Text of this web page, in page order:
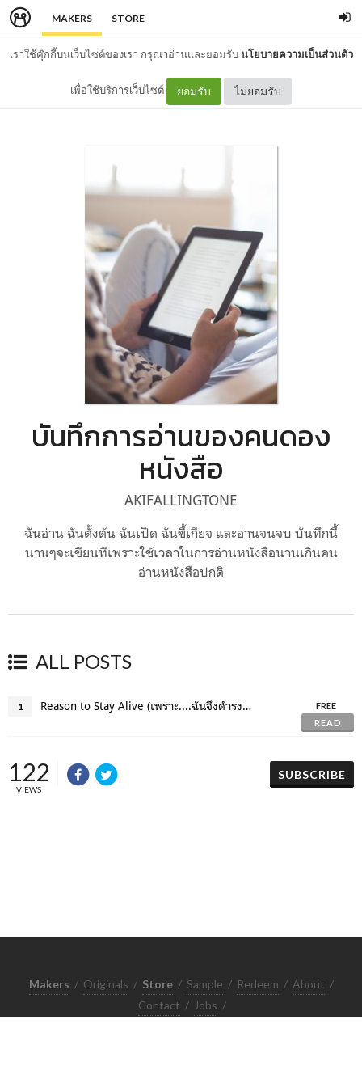
MAKERS STORE
เราใช้คุ๊กกี้บนเว็บไซต์ของเรา กรุณาอ่านและยอมรับนโยบายความเป็นส่วนตัว
เพื่อใช้บริการเว็บไซต์ ยอมรับ ไม่ยอมรับ
บันทึกการอ่านของคนดอง
หนังสือ
AKIFALLINGTONE
ฉันอ่าน ฉันตั้งต้น ฉันเปิด ฉันขี้เกียจ และอ่านจนจบ บันทึกนี้
นานๆจะเขียนทีเพราะใช้เวลาในการอ่านหนังสือนานเกินคน
อ่านหนังสือปกติ
ALL POSTS
1 Reason to Stay Alive (เพราะ....ฉันจึงดำรงอยู่)
FREE
READ
122
VIEWS
SUBSCRIBE
Makers / Originals / Store / Sample / Redeem / About /
Contact / Jobs /